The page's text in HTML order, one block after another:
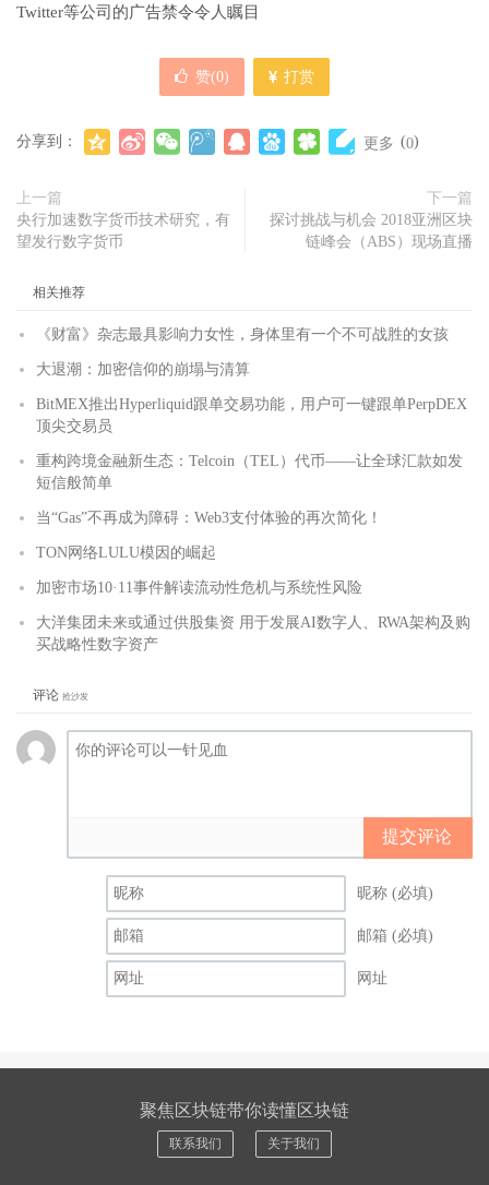
Twitter等公司的广告禁令令人瞩目
赞(0) 打赏
分享到： 更多 (0)
上一篇
央行加速数字货币技术研究，有
望发行数字货币
下一篇
探讨挑战与机会 2018亚洲区块
链峰会（ABS）现场直播
相关推荐
《财富》杂志最具影响力女性，身体里有一个不可战胜的女孩
大退潮：加密信仰的崩塌与清算
BitMEX推出Hyperliquid跟单交易功能，用户可一键跟单PerpDEX
顶尖交易员
重构跨境金融新生态：Telcoin（TEL）代币——让全球汇款如发
短信般简单
当“Gas”不再成为障碍：Web3支付体验的再次简化！
TON网络LULU模因的崛起
加密市场10·11事件解读流动性危机与系统性风险
大洋集团未来或通过供股集资 用于发展AI数字人、RWA架构及购
买战略性数字资产
评论 抢沙发
提交评论
昵称 (必填)
邮箱 (必填)
网址
聚焦区块链带你读懂区块链
联系我们 关于我们